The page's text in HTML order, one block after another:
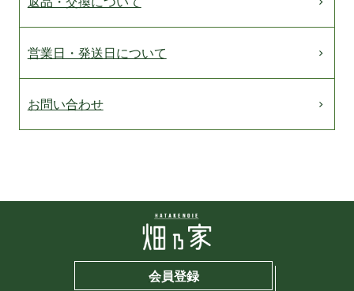
営業日・発送日について
お問い合わせ
会員登録